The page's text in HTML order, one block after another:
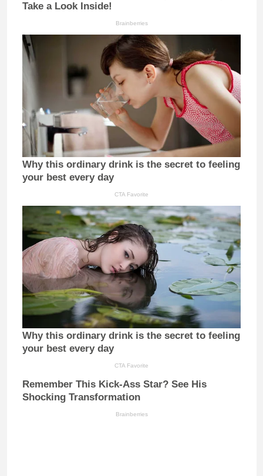
Take a Look Inside!
Brainberries
Why this ordinary drink is the secret to feeling
your best every day
CTA Favorite
Why this ordinary drink is the secret to feeling
your best every day
CTA Favorite
Remember This Kick-Ass Star? See His
Shocking Transformation
Brainberries